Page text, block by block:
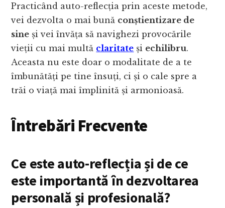
Practicând auto-reflecția prin aceste metode,
vei dezvolta o mai bună conștientizare de
sine și vei învăța să navighezi provocările
vieții cu mai multă claritate și echilibru.
Aceasta nu este doar o modalitate de a te
îmbunătăți pe tine însuți, ci și o cale spre a
trăi o viață mai împlinită și armonioasă.
Întrebări Frecvente
Ce esteauto-reflecția și de ce
este importantă în dezvoltarea
personală și profesională?